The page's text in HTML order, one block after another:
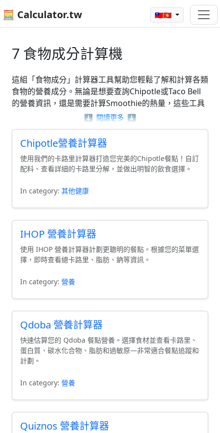
🧮 Calculator.tw 🇹🇼🇭🇰
7 食物成分計算機
這組「食物成分」計算器工具幫助您輕鬆了解和計算各類
食物的營養成分。無論是想要查詢Chipotle或Taco Bell
的營養資訊，還是需要計算Smoothie的熱量，這些工具
都能為您提供實用的協助。透過這些計算器，您可以輕鬆
解決與「食物成分」相關的問題，讓健康飲食變得更加簡
單明瞭。無論是日常飲食還是特殊需求，這裡的計算器都
能滿足您的需要，幫助您做出更明智的選擇。
⬇️ 閱讀更多 ⬇️
Chipotle營養計算器
使用我們的卡路里計算器打造您完美的Chipotle餐點！自訂
配料、查看詳細的卡路里分解，並做出明智的飲食選擇。
In category: 其他健康
IHOP 營養計算器
使用 IHOP 營養計算器計劃更聰明的餐點。根據您的菜單選
擇，即時查看總卡路里、脂肪、鈉等資訊。
In category: 營養
Qdoba 營養計算器
快速估算您的 Qdoba 餐點營養。選擇食材並查看卡路里、
蛋白質、碳水化合物、脂肪和過敏原—非常適合餐點追蹤和
計劃。
In category: 營養
Quiznos 營養計算器